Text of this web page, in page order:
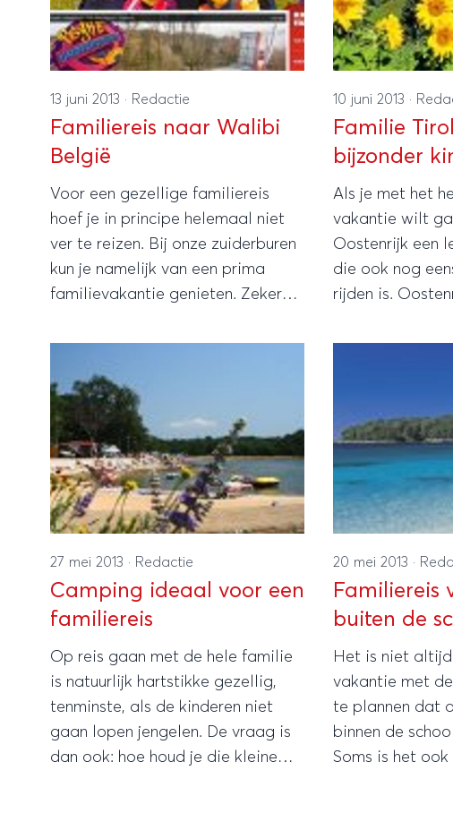
13 juni 2013 · Redactie
Familiereis naar Walibi
België
Voor een gezellige familiereis
hoef je in principe helemaal niet
ver te reizen. Bij onze zuiderburen
kun je namelijk van een prima
familievakantie genieten. Zeker
heeft België vakantievierende
gezinnen heel veel te bieden,
waaronder cultuur, terrasjes, het
strand en natuurlijk: Walibi België!
10 juni 2013 ·
Familie
bijzonder
Als je met het
vakantie wilt
Oostenrijk een
die ook nog
rijden is.
27 mei 2013 · Redactie
Camping ideaal voor een
familiereis
Op reis gaan met de hele familie
is natuurlijk hartstikke gezellig,
tenminste, als de kinderen niet
gaan lopen jengelen. De vraag is
dan ook: hoe houd je die kleine
20 mei 2013 ·
Familiereis
buiten de
Het is niet
vakantie met
te plannen dat
binnen de
Soms is het ook